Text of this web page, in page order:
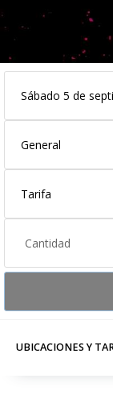
Sábado 5 de
General
Tarifa
Cantidad
UBICACIONES Y